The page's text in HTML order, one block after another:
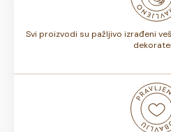
Svi proizvodi su pažljivo izrađeni